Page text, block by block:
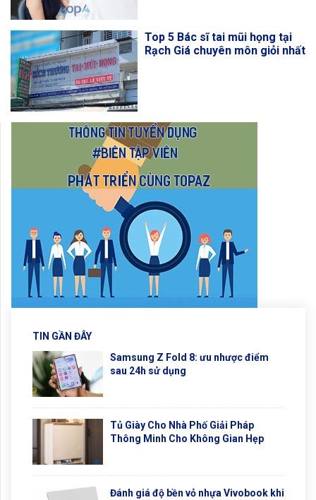
Top 5 Bác sĩ tai mũi họng tại
Rạch Giá chuyên môn giỏi nhất
TIN GẦN ĐÂY
Samsung Z Fold 8: ưu nhược điểm
sau 24h sử dụng
Tủ Giày Cho Nhà Phố Giải Pháp
Thông Minh Cho Không Gian Hẹp
Đánh giá độ bền vỏ nhựa Vivobook khi